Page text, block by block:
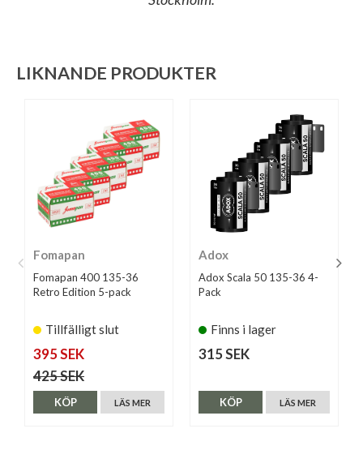
LIKNANDE PRODUKTER
Fomapan
Fomapan 400 135-36
Retro Edition 5-pack
Tillfälligt slut
395 SEK
425 SEK
LÄS MER
KÖP
Adox
Adox Scala 50 135-36 4-
Pack
Finns i lager
315 SEK
LÄS MER
KÖP